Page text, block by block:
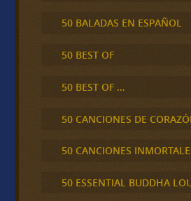
50 BALADAS EN ESPAÑOL
50 BEST OF
50 BEST OF …
50 CANCIONES DE
50 CANCIONES
50 ESSENTIAL BUDDHA